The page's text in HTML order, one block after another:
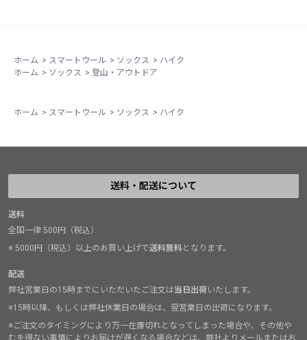
ホーム > スマートウール > ソックス > ハイク
ホーム > ソックス > 登山・アウトドア
ホーム > スマートウール > ソックス > ハイク
送料・配送について
送料
全国一律 500円（税込）
※ 5000円（税込）以上のお買い上げで送料無料となります。
配送
弊社営業日の15時までにいただいたご注文は当日出荷いたします。
※15時以降、もしくは弊社休業日の場合は、翌営業日の出荷になります。
※ご注文のタイミングにより万一在庫切れとなってしまった場合や、その他や
むを得ない事情によりお届けが遅くなる場合などは、弊社よりメールまたはお